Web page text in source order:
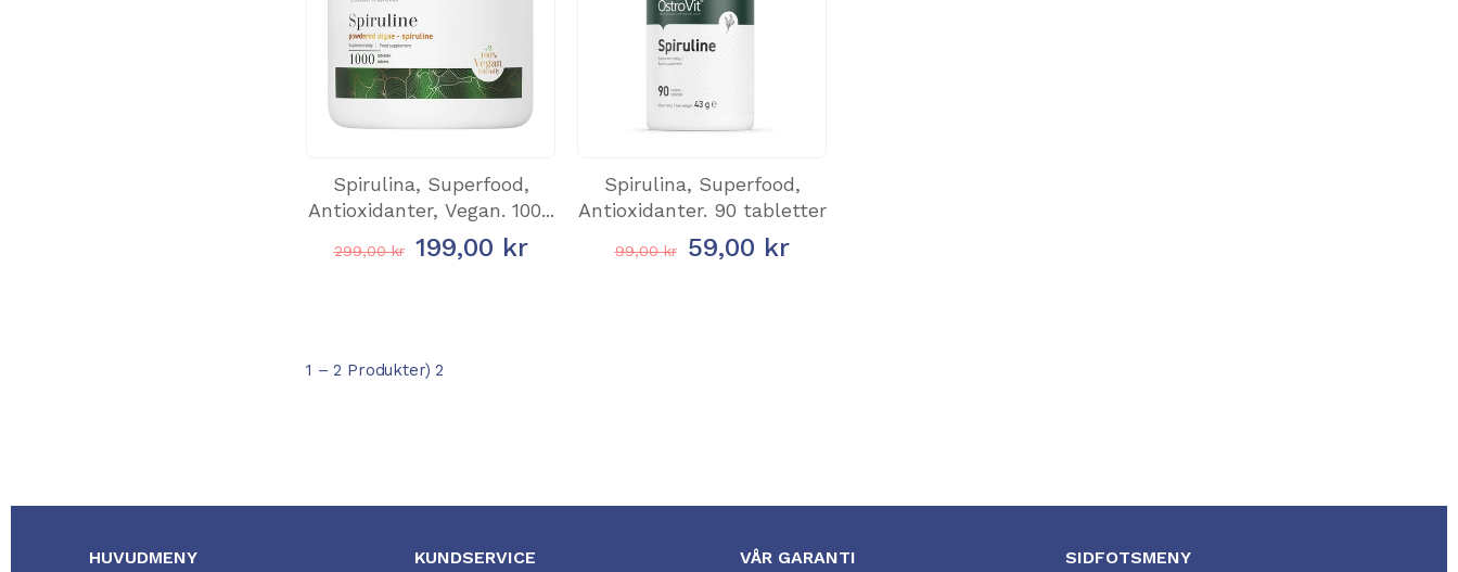
Spirulina, Superfood,
Antioxidanter, Vegan. 100...
299,00 kr 199,00 kr
Spirulina, Superfood,
Antioxidanter. 90 tabletter
99,00 kr 59,00 kr
1 – 2 Produkter) 2
HUVUDMENY KUNDSERVICE VÅR GARANTI SIDFOTSMENY